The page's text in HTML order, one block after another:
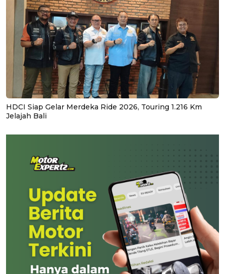
HDCI Siap Gelar Merdeka Ride 2026, Touring 1.216 Km
Jelajah Bali